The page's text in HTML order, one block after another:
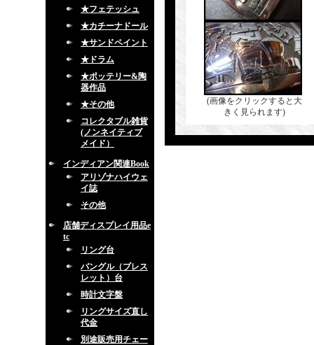
★フェテッシュ
★カチーナドール
★サンドペイント
★ドラム
★ポッテリー&陶
器作品
★その他
コレクタブル雑貨
(ノンネイティブ
メイド）
インディアン関連Book
アリゾナハイウェ
イ誌
その他
店舗ディスプレイ用品e
tc
リング台
バングル（ブレス
レット）台
時計文字盤
リングサイズ直し
代金
別途販売用チェー
(画像をクリックすると大
きく見られます)